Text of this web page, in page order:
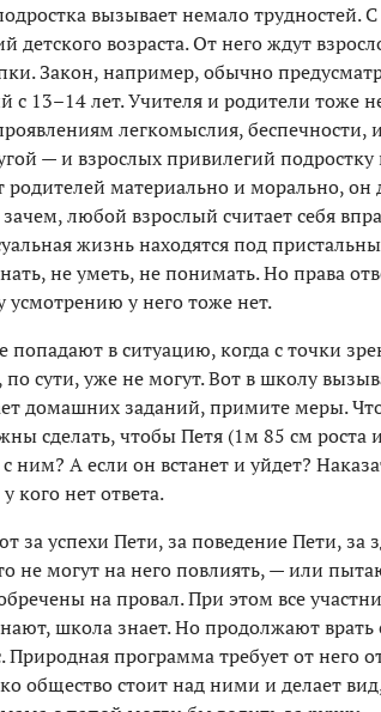
вызывает немало трудностей.
возраста. От него ждут
Закон, например, обычно
с 13–14 лет. Учителя и родители тоже
легкомыслия, беспечности,
— и взрослых привилегий подростку
родителей материально и морально,
любой взрослый считает себя
жизнь находятся под
не уметь, не понимать. Но права
усмотрению у него тоже нет.
попадают в ситуацию, когда с точки
по сути, уже не могут. Вот в школу
домашних заданий, примите меры.
сделать, чтобы Петя (1м 85 см роста
ним? А если он встанет и уйдет?
кого нет ответа.
за успехи Пети, за поведение Пети, за
не могут на него повлиять, — или
на провал. При этом все
школа знает. Но продолжают врать
программа требует от него
общество стоит над ними и делает